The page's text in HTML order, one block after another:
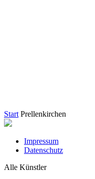
Start Prellenkirchen
Impressum
Datenschutz
Alle Künstler